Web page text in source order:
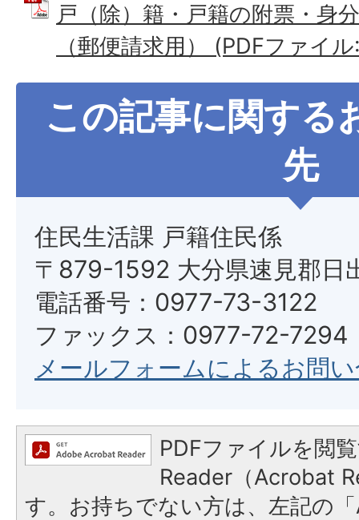
戸（除）籍・戸籍の附票・身
（郵便請求用） (PDFファイ
この記事に関する
先
住民生活課 戸籍住民係
〒879-1592 大分県速見郡日
電話番号：0977-73-3122
ファックス：0977-72-7294
メールフォームによるお問
PDFファイルを閲
Reader（Acrobat
す。お持ちでない方は、左記の